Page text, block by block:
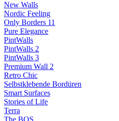
New Walls
Nordic Feeling
Only Borders 11
Pure Elegance
PintWalls
PintWalls 2
PintWalls 3
Premium Wall 2
Retro Chic
Selbstklebende Bordüren
Smart Surfaces
Stories of Life
Terra
The BOS